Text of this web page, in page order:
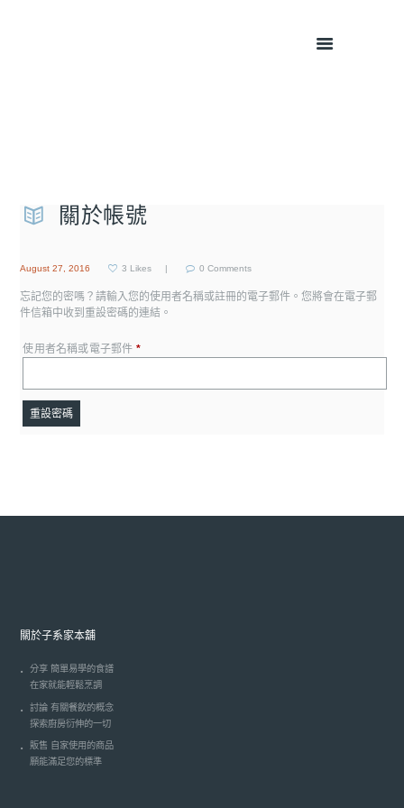
關於帳號
August 27, 2016 3 Likes 0 Comments
忘記您的密嗎？請輸入您的使用者名稱或註冊的電子郵件。您將會在電子郵
件信箱中收到重設密碼的連結。
使用者名稱或電子郵件 *
重設密碼
關於子系家本舖
分享 簡單易學的食譜
在家就能輕鬆烹調
討論 有關餐飲的概念
探索廚房衍伸的一切
販售 自家使用的商品
願能滿足您的標準